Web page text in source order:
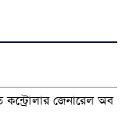
কন্ট্রোলার জেনারেল অব